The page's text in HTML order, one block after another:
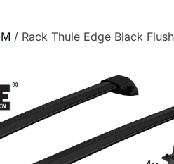
/ Rack Thule Edge Black